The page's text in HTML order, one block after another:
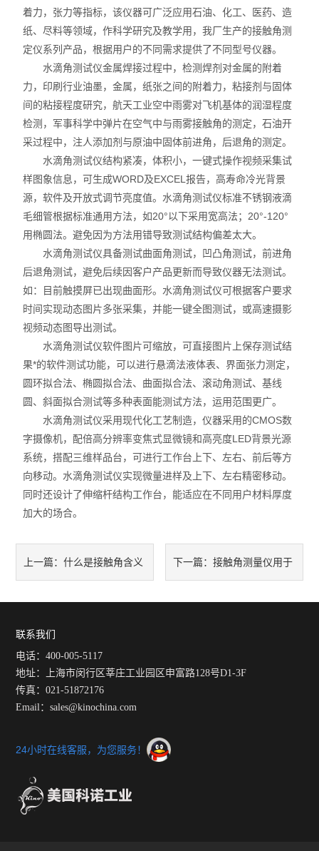
位移及其控制系统
光谱色谱分析仪器
TOF相机（Time of Flight）
着力，张力等指标，该仪器可广泛应用石油、化工、医药、造
纸、尽料等领域，作科学研究及教学用，我厂生产的接触角测
定仪系列产品，根据用户的不同需求提供了不同型号仪器。
水滴角测试仪金属焊接过程中，检测焊剂对金属的附着
力，印刷行业油墨，金属，纸张之间的附着力，粘接剂与固体
间的粘接程度研究，航天工业空中雨雾对飞机基体的润湿程度
检测，军事科学中弹片在空气中与雨雾接触角的测定，石油开
采过程中，注人添加剂与原油中固体前进角，后退角的测定。
水滴角测试仪结构紧凑，体积小，一键式操作视频采集试
样图象信息，可生成WORD及EXCEL报告，高寿命冷光背景
源，软件及开放式调节亮度值。水滴角测试仪标准不锈钢液滴
毛细管根据标准通用方法，如20°以下采用宽高法；20°-120°
用椭圆法。避免因为方法用错导致测试结构偏差太大。
水滴角测试仪具备测试曲面角测试，凹凸角测试，前进角
后退角测试，避免后续因客户产品更新而导致仪器无法测试。
如：目前触摸屏已出现曲面形。水滴角测试仪可根据客户要求
时间实现动态图片多张采集，并能一键全图测试，或高速摄影
视频动态图导出测试。
水滴角测试仪软件图片可缩放，可直接图片上保存测试结
果*的软件测试功能，可以进行悬滴法液体表、界面张力测定，
圆环拟合法、椭圆拟合法、曲面拟合法、滚动角测试、基线
圆、斜面拟合测试等多种表面能测试方法，运用范围更广。
水滴角测试仪采用现代化工艺制造，仪器采用的CMOS数
字摄像机，配倍高分辨率变焦式显微镜和高亮度LED背景光源
系统，搭配三维样品台，可进行工作台上下、左右、前后等方
向移动。水滴角测试仪实现微量进样及上下、左右精密移动。
同时还设计了伸缩杆结构工作台，能适应在不同用户材料厚度
加大的场合。
上一篇：什么是接触角含义 下一篇： 接触角测量仪用于
联系我们
电话：400-005-5117
地址：上海市闵行区莘庄工业园区申富路128号D1-3F
传真：021-51872176
Email：sales@kinochina.com
24小时在线客服，为您服务！